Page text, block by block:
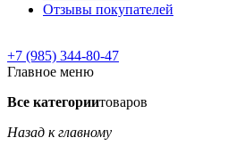
Отзывы покупателей
+7 (985) 344-80-47
Главное меню
Все категориитоваров
Назад к главному